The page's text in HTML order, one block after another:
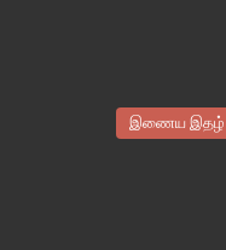
இணைய இதழ்